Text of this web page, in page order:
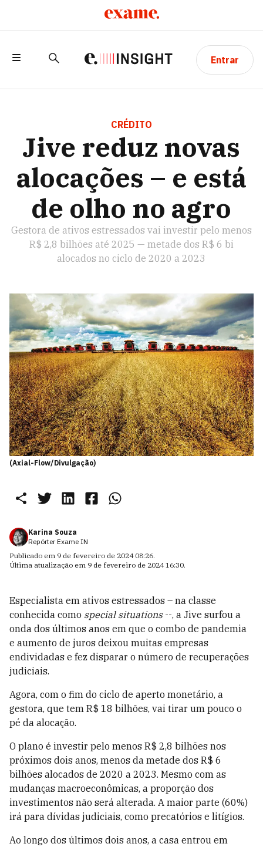
Entrar
ESTÁ DE OLHO NO AGRO
CRÉDITO
Jive reduz novas
alocações – e está
de olho no agro
Gestora de ativos estressados vai investir pelo menos
R$ 2,8 bilhões até 2025 — metade dos R$ 6 bi
alocados no ciclo de 2020 a 2023
(Axial-Flow/Divulgação)
Karina Souza
Repórter Exame IN
Publicado em 9 de fevereiro de 2024 08:26.
Última atualização em 9 de fevereiro de 2024 16:30.
Especialista em ativos estressados – na classe
conhecida como special situations--, a Jive surfou a
onda dos últimos anos em que o combo de pandemia
e aumento de juros deixou muitas empresas
endividadas e fez disparar o número de recuperações
judiciais.
Agora, com o fim do ciclo de aperto monetário, a
gestora, que tem R$ 18 bilhões, vai tirar um pouco o
pé da alocação.
O plano é investir pelo menos R$ 2,8 bilhões nos
próximos dois anos, menos da metade dos R$ 6
bilhões alocados de 2020 a 2023. Mesmo com as
mudanças macroeconômicas, a proporção dos
investimentos não será alterada. A maior parte (60%)
irá para dívidas judiciais, como precatórios e litígios.
Ao longo dos últimos dois anos, a casa entrou em